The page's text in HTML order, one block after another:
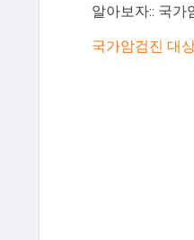
알아보자:: 국가
국가암검진 대